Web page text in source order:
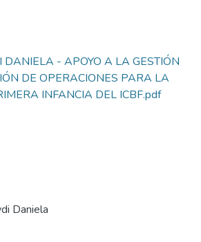
DANIELA - APOYO A LA GESTIÓN
DE OPERACIONES PARA LA
INFANCIA DEL ICBF.pdf
Daniela